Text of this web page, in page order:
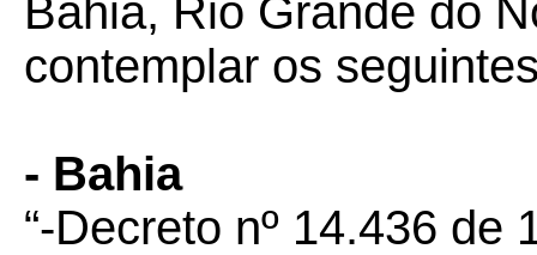
Bahia, Rio Grande do
contemplar os
- Bahia
“-Decreto nº 14.436 de